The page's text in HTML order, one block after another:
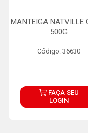
MANTEIGA NATVILLE
500G
Código: 36630
FAÇA SEU
LOGIN